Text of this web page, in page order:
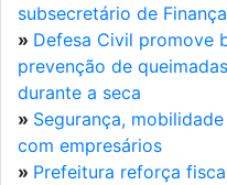
subsecretário de
» Defesa Civil promove
prevenção de
durante a seca
» Segurança,
com empresários
» Prefeitura reforça